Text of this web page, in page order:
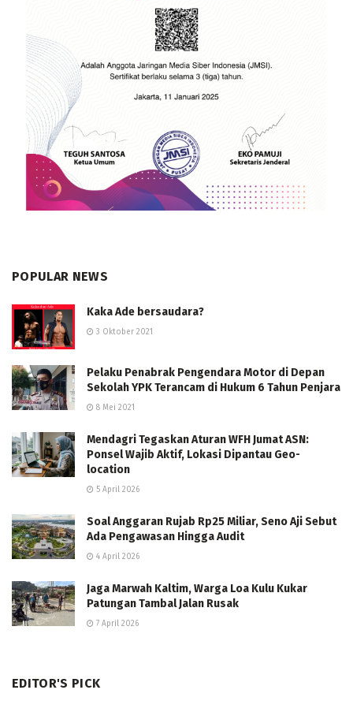
POPULAR NEWS
Kaka Ade bersaudara?
3 Oktober 2021
Pelaku Penabrak Pengendara Motor di Depan
Sekolah YPK Terancam di Hukum 6 Tahun Penjara
8 Mei 2021
Mendagri Tegaskan Aturan WFH Jumat ASN:
Ponsel Wajib Aktif, Lokasi Dipantau Geo-
location
5 April 2026
Soal Anggaran Rujab Rp25 Miliar, Seno Aji Sebut
Ada Pengawasan Hingga Audit
4 April 2026
Jaga Marwah Kaltim, Warga Loa Kulu Kukar
Patungan Tambal Jalan Rusak
7 April 2026
EDITOR'S PICK